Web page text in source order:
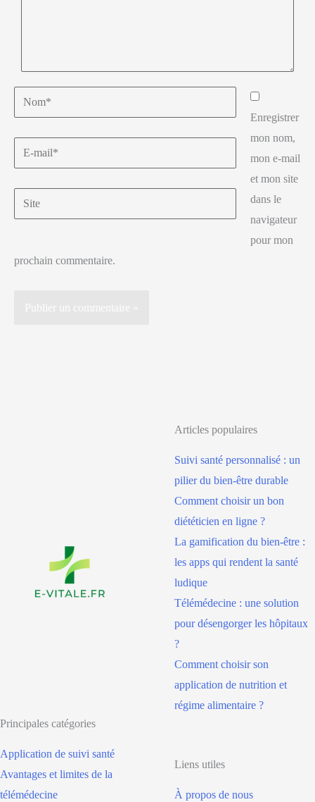
Enregistrer
mon nom,
mon e-mail
et mon site
dans le
navigateur
pour mon
prochain commentaire.
Articles populaires
Suivi santé personnalisé : un
pilier du bien-être durable
Comment choisir un bon
diététicien en ligne ?
La gamification du bien-être :
les apps qui rendent la santé
ludique
Télémédecine : une solution
pour désengorger les hôpitaux
?
Comment choisir son
application de nutrition et
régime alimentaire ?
Principales catégories
Application de suivi santé
Avantages et limites de la
télémédecine
Liens utiles
À propos de nous